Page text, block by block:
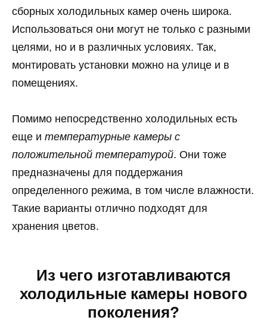
сборных холодильных камер очень широка.
Использоваться они могут не только с разными
целями, но и в различных условиях. Так,
монтировать установки можно на улице и в
помещениях.
Помимо непосредственно холодильных есть
еще и температурные камеры с
положительной температурой. Они тоже
предназначены для поддержания
определенного режима, в том числе влажности.
Такие варианты отлично подходят для
хранения цветов.
Из чего изготавливаются
холодильные камеры нового
поколения?